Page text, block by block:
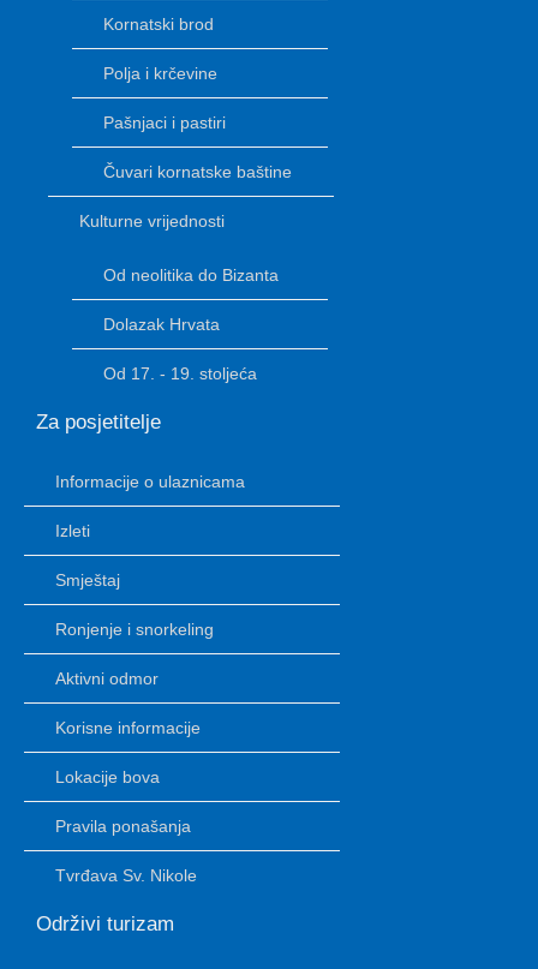
Kornatski brod
Polja i krčevine
Pašnjaci i pastiri
Čuvari kornatske baštine
Kulturne vrijednosti
Od neolitika do Bizanta
Dolazak Hrvata
Od 17. - 19. stoljeća
Za posjetitelje
Informacije o ulaznicama
Izleti
Smještaj
Ronjenje i snorkeling
Aktivni odmor
Korisne informacije
Lokacije bova
Pravila ponašanja
Tvrđava Sv. Nikole
Održivi turizam